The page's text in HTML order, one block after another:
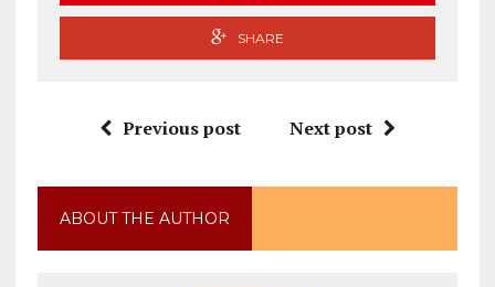
SHARE
Previous post Next post
ABOUT THE AUTHOR